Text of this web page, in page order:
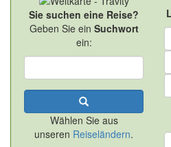
Sie suchen eine Reise?
Geben Sie ein Suchwort
ein:
Wählen Sie aus
unseren Reiseländern.